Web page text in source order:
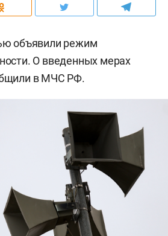
объявили режим
О введенных мерах
в МЧС РФ.